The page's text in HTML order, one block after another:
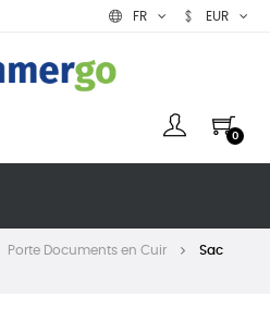
FR EUR
0
Porte Documents en Cuir
Sac